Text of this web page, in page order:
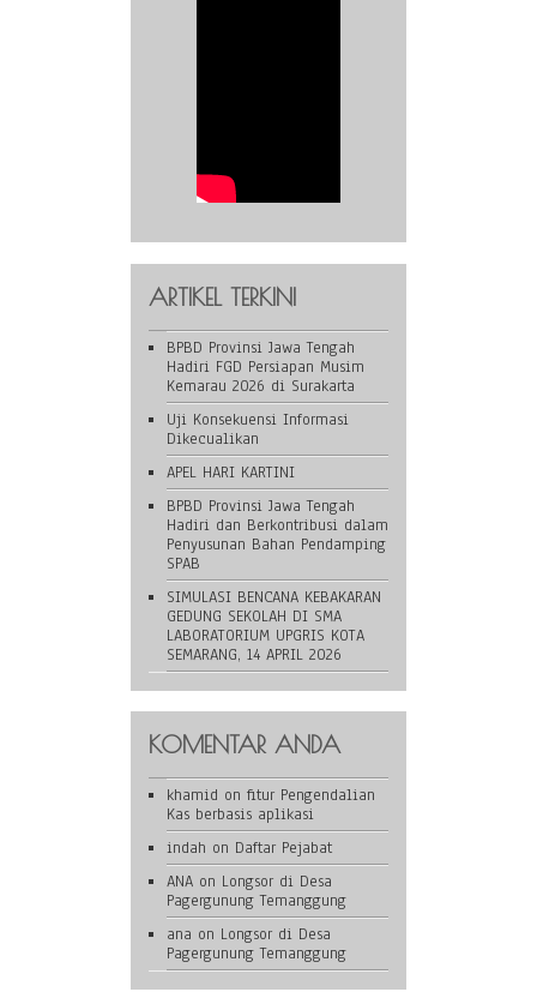
ARTIKEL TERKINI
BPBD Provinsi Jawa Tengah
Hadiri FGD Persiapan Musim
Kemarau 2026 di Surakarta
Uji Konsekuensi Informasi
Dikecualikan
APEL HARI KARTINI
BPBD Provinsi Jawa Tengah
Hadiri dan Berkontribusi dalam
Penyusunan Bahan Pendamping
SPAB
SIMULASI BENCANA KEBAKARAN
GEDUNG SEKOLAH DI SMA
LABORATORIUM UPGRIS KOTA
SEMARANG, 14 APRIL 2026
KOMENTAR ANDA
khamid on fitur Pengendalian
Kas berbasis aplikasi
indah on Daftar Pejabat
ANA on Longsor di Desa
Pagergunung Temanggung
ana on Longsor di Desa
Pagergunung Temanggung